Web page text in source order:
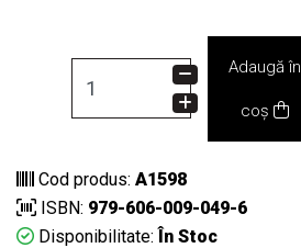
Adaugă în
coș
Cod produs: A1598
ISBN: 979-606-009-049-6
Disponibilitate: În Stoc